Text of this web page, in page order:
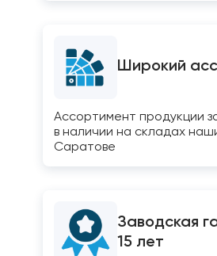
Широкий
Ассортимент продукции
в наличии на складах
Саратове
Заводская
15 лет